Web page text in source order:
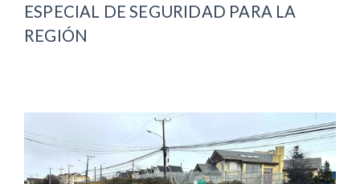
ESPECIAL DE SEGURIDAD PARA LA
REGIÓN